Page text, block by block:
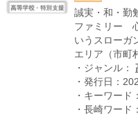
誠実・和・勤
ファミリー
いうスローガ
エリア（市町
・ジャンル：
・発行日：
・キーワード
・長崎ワード：
大学・専門学校ナビ
ハイスクールナビ
小・中学校ナビ
いきebooks